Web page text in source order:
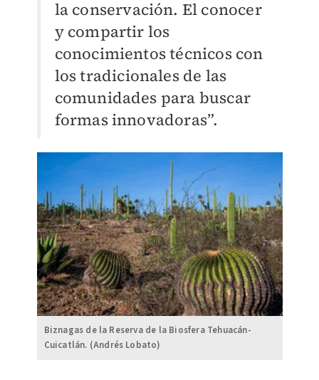
la conservación. El conocer
y compartir los
conocimientos técnicos con
los tradicionales de las
comunidades para buscar
formas innovadoras”.
Biznagas de la Reserva de la Biosfera Tehuacán-
Cuicatlán. (Andrés Lobato)